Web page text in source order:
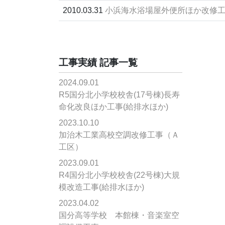
2010.03.31 小浜海水浴場屋外便所ほか改修
工事実績 記事一覧
2024.09.01
R5国分北小学校校舎(17号棟)長寿
命化改良ほか工事(給排水ほか)
2023.10.10
加治木工業高校空調改修工事（Ａ
工区）
2023.09.01
R4国分北小学校校舎(22号棟)大規
模改造工事(給排水ほか)
2023.04.02
国分高等学校 本館棟・音楽室空